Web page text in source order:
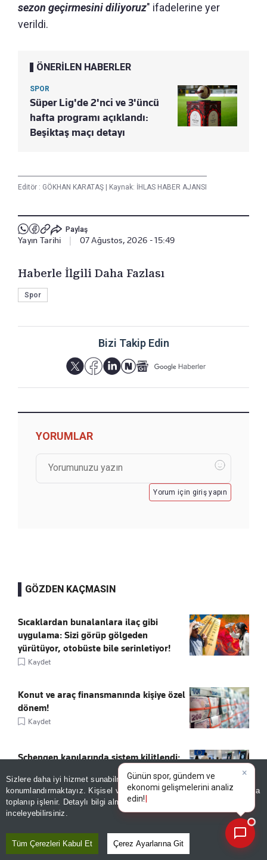
Sizlere daha iyi hizmet sunabilmek adına sitemizdeçerez
konumlandırmaktayız. Kişisel verileriniz, KVKK ve GDPR kapsamında
toplanıp işlenir. Detaylı bilgi almak için
inceleyebilirsiniz.
Tüm Çerezleri Kabul Et Çerez Ayarlarına Git
sezon geçirmesini diliyoruz" ifadelerine yer
verildi.
ÖNERİLEN HABERLER
SPOR
Süper Lig'de 2'nci ve 3'üncü
hafta programı açıklandı:
Beşiktaş maçı detayı
Editör : GÖKHAN KARATAŞ | Kaynak: İHLAS HABER AJANSI
Paylaş
Yayın Tarihi 07 Ağustos, 2026 - 15:49
Haberle İlgili Daha Fazlası
Spor
Bizi Takip Edin
YORUMLAR
Yorum için giriş yapın
GÖZDEN KAÇMASIN
Sıcaklardan bunalanlara ilaç gibi
uygulama: Sizi görüp gölgeden
yürütüyor, otobüste bile serinletiyor!
Kaydet
Konut ve araç finansmanında kişiye özel
dönem!
Kaydet
Schengen kapılarında sistem kilitlendi:
Türk vatandaşlarını da ilgilendiren 6
Eylül kararı!
Kaydet
Kaydet
Günün spor, gündem ve
ekonomi gelişmelerini